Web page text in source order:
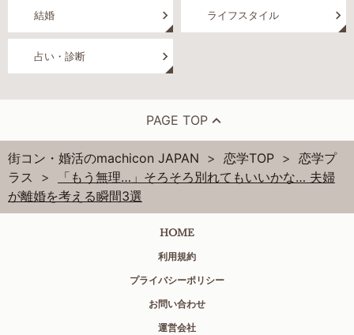
結婚 ライフスタイル
占い・診断
PAGE TOP
街コン・婚活のmachicon JAPAN 恋学TOP
恋学プ
ラス
「もう無理…」そろそろ別れてもいいかな… 夫婦
が離婚を考える瞬間3選
HOME
利用規約
プライバシーポリシー
お問い合わせ
運営会社